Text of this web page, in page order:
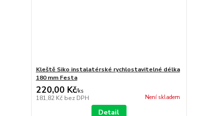
Kleště Siko instalatérské rychlostavitelné délka
180 mm Festa
220,00 Kč/ks
181,82 Kč bez DPH Není skladem
Detail